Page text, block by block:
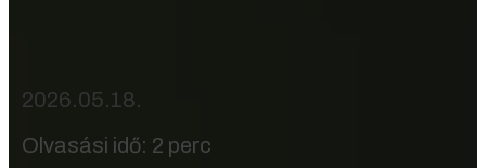
2026.05.18.
Olvasási idő: 2 perc